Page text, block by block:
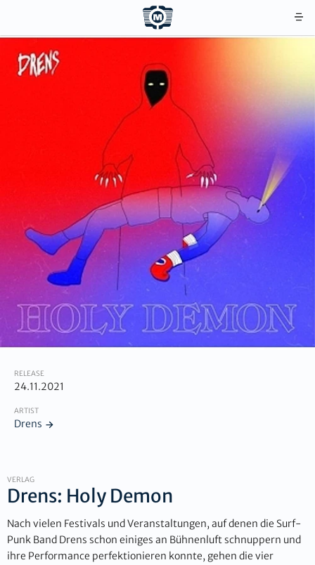
RELEASE
24.11.2021
ARTIST
Drens
VERLAG
Drens: Holy Demon
Nach vielen Festivals und Veranstaltungen, auf denen die Surf-
Punk Band Drens schon einiges an Bühnenluft schnuppern und
ihre Performance perfektionieren konnte, gehen die vier